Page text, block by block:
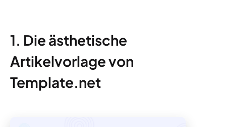
1. Die ästhetische
Artikelvorlage von
Template.net